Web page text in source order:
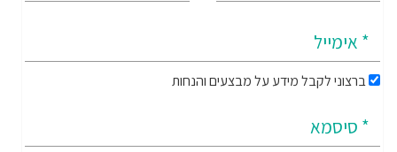
ברצוני לקבל מידע על מבצעים והנחות